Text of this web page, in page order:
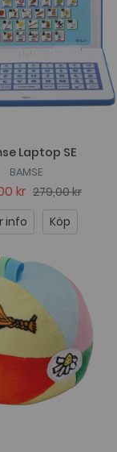
Laptop SE
BAMSE
kr 279,00 kr
info
Köp